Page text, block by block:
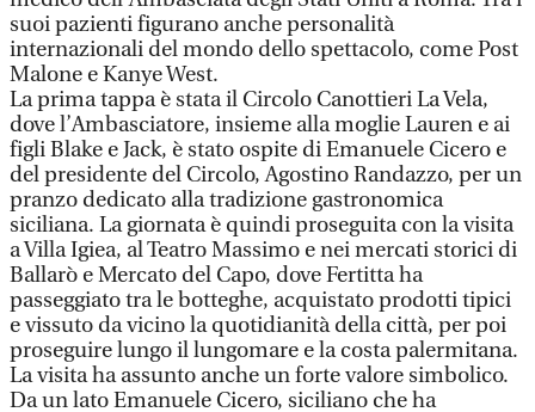
suoi pazienti figurano anche personalità
internazionali del mondo dello spettacolo, come Post
Malone e Kanye West.
La prima tappa è stata il Circolo Canottieri La Vela,
dove l’Ambasciatore, insieme alla moglie Lauren e ai
figli Blake e Jack, è stato ospite di Emanuele Cicero e
del presidente del Circolo, Agostino Randazzo, per un
pranzo dedicato alla tradizione gastronomica
siciliana. La giornata è quindi proseguita con la visita
a Villa Igiea, al Teatro Massimo e nei mercati storici di
Ballarò e Mercato del Capo, dove Fertitta ha
passeggiato tra le botteghe, acquistato prodotti tipici
e vissuto da vicino la quotidianità della città, per poi
proseguire lungo il lungomare e la costa palermitana.
La visita ha assunto anche un forte valore simbolico.
Da un lato Emanuele Cicero, siciliano che ha